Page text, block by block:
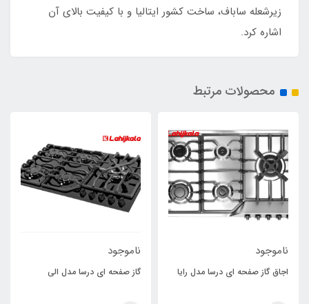
زیرشعله ساباف، ساخت کشور ایتالیا و با کیفیت بالای آن
اشاره کرد.
محصولات مرتبط
ناموجود
اجاق گاز صفحه ای درسا مدل رایا
ناموجود
گاز صفحه ای درسا مدل الی